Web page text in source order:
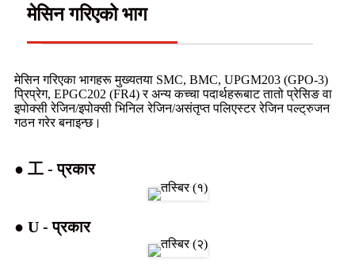
मेसिन गरिएको भाग
मेसिन गरिएका भागहरू मुख्यतया SMC, BMC, UPGM203 (GPO-3)
प्रिप्रेग, EPGC202 (FR4) र अन्य कच्चा पदार्थहरूबाट तातो प्रेसिङ वा
इपोक्सी रेजिन/इपोक्सी भिनिल रेजिन/असंतृप्त पलिएस्टर रेजिन पल्ट्रुजन
गठन गरेर बनाइन्छ।
● 工 - प्रकार
● U - प्रकार